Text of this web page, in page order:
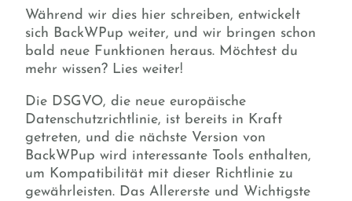
Während wir dies hier schreiben, entwickelt
sich BackWPup weiter, und wir bringen schon
bald neue Funktionen heraus. Möchtest du
mehr wissen? Lies weiter!
Die DSGVO, die neue europäische
Datenschutzrichtlinie, ist bereits in Kraft
getreten, und die nächste Version von
BackWPup wird interessante Tools enthalten,
um Kompatibilität mit dieser Richtlinie zu
gewährleisten. Das Allererste und Wichtigste